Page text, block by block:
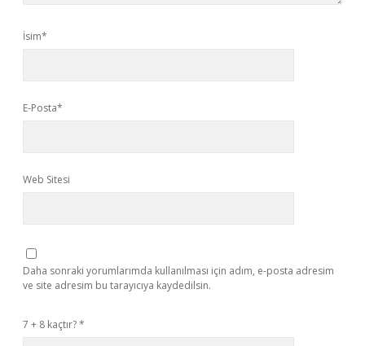
İsim*
E-Posta*
Web Sitesi
Daha sonraki yorumlarımda kullanılması için adım, e-posta adresim
ve site adresim bu tarayıcıya kaydedilsin.
7 + 8 kaçtır?*